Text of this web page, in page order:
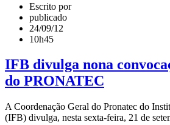
Escrito por
publicado
24/09/12
10h45
IFB divulga nona
do PRONATEC
A Coordenação Geral do Pronatec do
(IFB) divulga, nesta sexta-feira, 21 de